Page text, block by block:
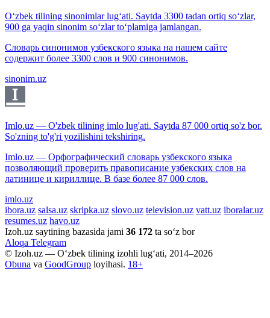
O‘zbek tilining sinonimlar lug‘ati. Saytda 3300 tadan ortiq so‘zlar,
900 ga yaqin sinonim so‘zlar to‘plamiga jamlangan.
Словарь синонимов узбекского языка на нашем сайте
содержит более 3300 слов и 900 синонимов.
sinonim.uz
Imlo.uz — O'zbek tilining imlo lug'ati. Saytda 87 000 ortiq so'z bor.
So'zning to'g'ri yozilishini tekshiring.
Imlo.uz — Орфографический словарь узбекского языка
позволяющий проверить правописание узбекских слов на
латинице и кириллице. В базе более 87 000 слов.
imlo.uz
ibora.uz salsa.uz skripka.uz slovo.uz television.uz vatt.uz iboralar.uz
resumes.uz havo.uz
Izoh.uz saytining bazasida jami 36 172 ta so‘z bor
Aloqa Telegram
© Izoh.uz — O‘zbek tilining izohli lug‘ati, 2014–2026
Obuna va GoodGroup loyihasi. 18+